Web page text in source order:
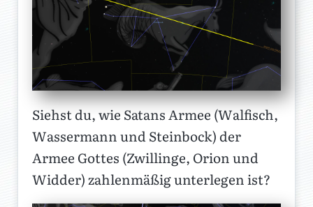
Siehst du, wie Satans Armee (Walfisch,
Wassermann und Steinbock) der
Armee Gottes (Zwillinge, Orion und
Widder) zahlenmäßig unterlegen ist?